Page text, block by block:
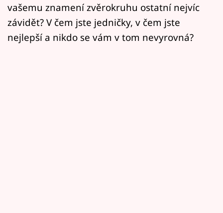
vašemu znamení zvěrokruhu ostatní nejvíc
závidět? V čem jste jedničky, v čem jste
nejlepší a nikdo se vám v tom nevyrovná?